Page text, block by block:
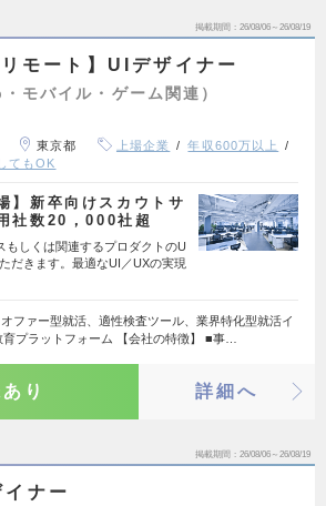
掲載期間 26/08/06～26/08/19
リモート】UIデザイナー
モバイル・ゲーム関連）
東京都 上場企業
年収600万以上
てもOK
】新卒向けスカウトサ
社数20，000社超
もしくは関連するプロダクトのU
だきます。最適なUI／UXの実現
オファー型就活、適性検査ツール、業界特化型就活イ
プラットフォーム 【会社の特徴】 ■事…
り 詳細へ
掲載期間 26/08/06～26/08/19
ナー